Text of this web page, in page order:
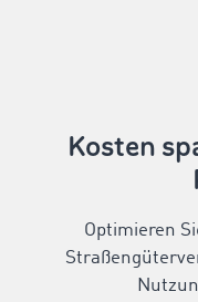
Kosten
Optimieren